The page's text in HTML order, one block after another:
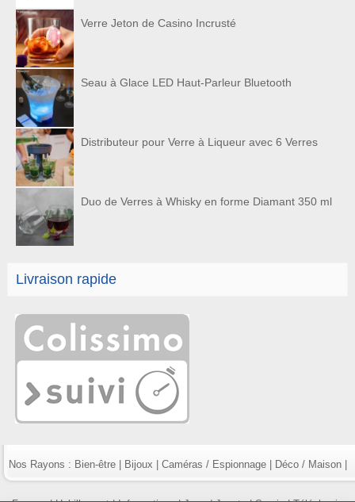
Verre Jeton de Casino Incrusté
Seau à Glace LED Haut-Parleur Bluetooth
Distributeur pour Verre à Liqueur avec 6 Verres
Duo de Verres à Whisky en forme Diamant 350 ml
Livraison rapide
Nos Rayons : Bien-être| Bijoux Caméras / Espionnage| Déco / Maison|